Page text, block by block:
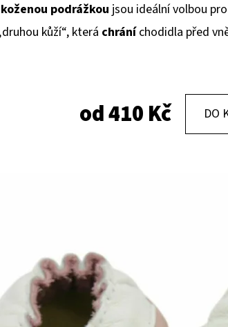
podrážkou jsou ideální volbou pro
kůží“, která chráníchodidla před
od410 Kč DO